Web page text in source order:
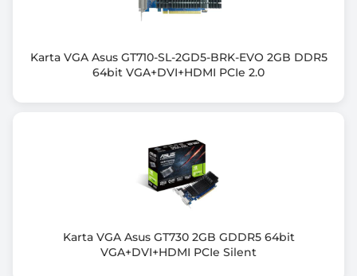
Obsługa DirectX (wersja)
Obsługa OpenGL (wersja)
Wspierane technologie
NVIDIA® Broadcast
NVIDIA® Ansel Technology
Karta VGA Asus GT710-SL-2GD5-BRK-EVO 2GB DDR5
64bit VGA+DVI+HDMI PCIe 2.0
Karta VGA Asus GT730 2GB GDDR5 64bit
VGA+DVI+HDMI PCIe Silent